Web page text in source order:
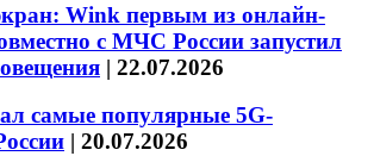
Wink первым из онлайн-
с МЧС России запустил
| 22.07.2026
самые популярные 5G-
| 20.07.2026